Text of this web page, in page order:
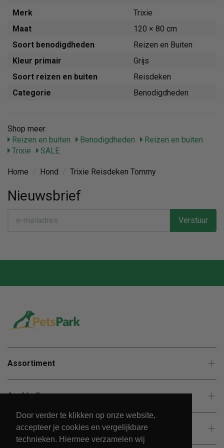
Door verder te klikken op onze website,
accepteer je cookies en vergelijkbare
technieken. Hiermee verzamelen wij
Merk
Trixie
Maat
120 × 80 cm
Soort benodigdheden
Reizen en Buiten
Kleur primair
Grijs
Soort reizen en buiten
Reisdeken
Categorie
Benodigdheden
Shop meer
Reizen en buiten
Benodigdheden
Reizen en buiten
Trixie
SALE
Home Hond Trixie Reisdeken Tommy
Nieuwsbrief
Verstuur
Assortiment
Aanbiedingen
Klantenservice